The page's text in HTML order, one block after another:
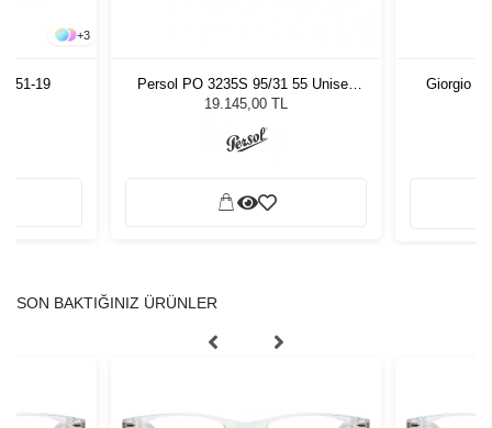
+3
51-19
Persol PO 3235S 95/31 55 Unisex
Güneş Gözlüğü
19.145,00 TL
Giorgio
SON BAKTIĞINIZ ÜRÜNLER